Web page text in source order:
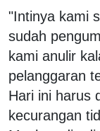
"Intinya kami
sudah
kami anulir
pelanggaran
Hari ini harus
kecurangan